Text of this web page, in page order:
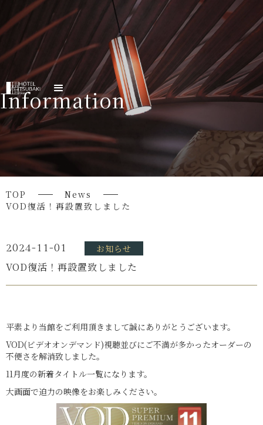
Information
TOP
News
VOD復活！再設置致しました
2024-11-01 お知らせ
VOD復活！再設置致しました
平素より当館をご利用頂きまして誠にありがとうございます。
VOD(ビデオオンデマンド)視聴並びにご不満が多かったオーダーの
不便さを解消致しました。
11月度の新着タイトル一覧になります。
大画面で迫力の映像をお楽しみください。